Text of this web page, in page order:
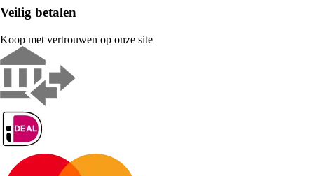
Veilig betalen
Koop met vertrouwen op onze site